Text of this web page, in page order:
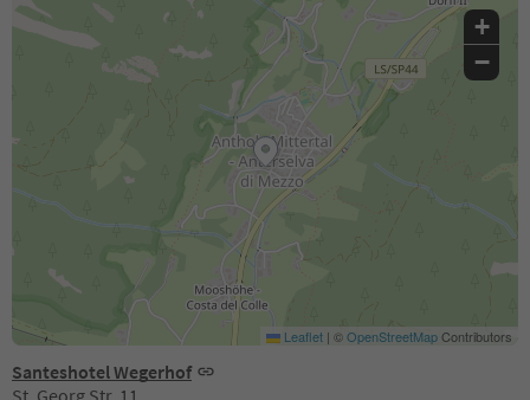
Santeshotel Wegerhof
+
−
Leaflet | ©OpenStreetMapContributors